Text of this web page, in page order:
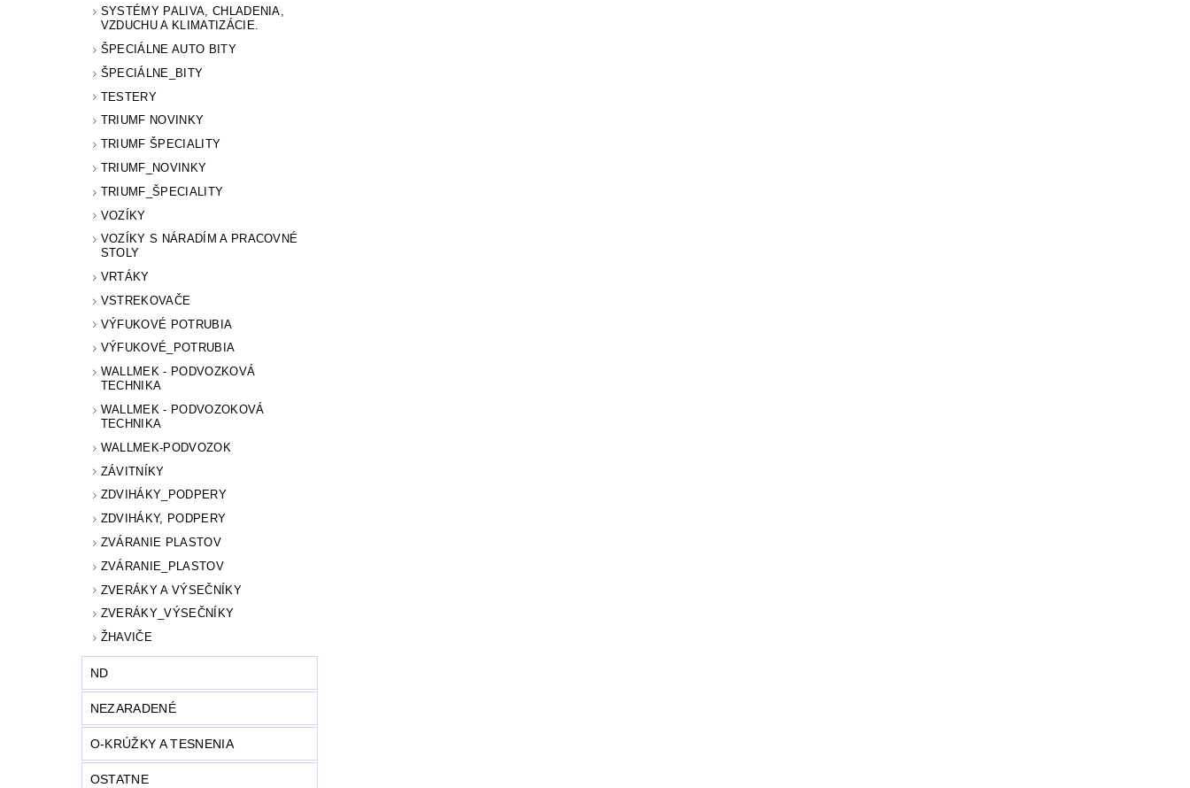
SYSTÉMY PALIVA, CHLADENIA,
VZDUCHU A KLIMATIZÁCIE.
ŠPECIÁLNE AUTO BITY
ŠPECIÁLNE_BITY
TESTERY
TRIUMF NOVINKY
TRIUMF ŠPECIALITY
TRIUMF_NOVINKY
TRIUMF_ŠPECIALITY
VOZÍKY
VOZÍKY S NÁRADÍM A PRACOVNÉ
STOLY
VRTÁKY
VSTREKOVAČE
VÝFUKOVÉ POTRUBIA
VÝFUKOVÉ_POTRUBIA
WALLMEK - PODVOZKOVÁ
TECHNIKA
WALLMEK - PODVOZOKOVÁ
TECHNIKA
WALLMEK-PODVOZOK
ZÁVITNÍKY
ZDVIHÁKY_PODPERY
ZDVIHÁKY, PODPERY
ZVÁRANIE PLASTOV
ZVÁRANIE_PLASTOV
ZVERÁKY A VÝSEČNÍKY
ZVERÁKY_VÝSEČNÍKY
ŽHAVIČE
ND
NEZARADENÉ
O-KRÚŽKY A TESNENIA
OSTATNE